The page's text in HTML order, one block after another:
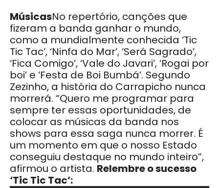
MúsicasNo repertório, canções que
fizeram a banda ganhar o mundo,
como a mundialmente conhecida ‘Tic
Tic Tac’, ‘Ninfa do Mar’, ‘Será Sagrado’,
‘Fica Comigo’, ‘Vale do Javari’, ‘Rogai por
boi’ e ‘Festa de Boi Bumbá’. Segundo
Zezinho, a história do Carrapicho nunca
morrerá. “Quero me programar para
sempre ter essas oportunidades, de
colocar as músicas da banda nos
shows para essa saga nunca morrer. É
um momento em que o nosso Estado
conseguiu destaque no mundo inteiro”,
afirmou o artista. Relembre o sucesso
‘Tic Tic Tac’: